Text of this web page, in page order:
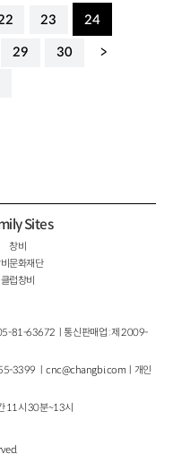
23 24
29 30
>
Sites
창비
문화재단
클럽창비
81-63672ㅣ통신판매업 : 제 2009-
3399 ㅣcnc@changbi.com ㅣ개인
11시 30분~13시